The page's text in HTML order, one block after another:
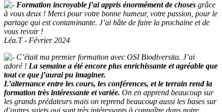
Formation incroyable j’ai appris énormément de choses grâce
à vous deux ! Merci pour votre bonne humeur, votre passion, pour le
partage qui est contaminante. J’ai hâte de faire la prochaine et de
vous revoir !
Léa.T - Février 2024
C’était ma premier formation avec OSI Biodiversita. J’ai
adoré ! La semaine a été encore plus enrichissante et agréable que
tout ce que j’aurai pu imaginer.
L’alternance entre les cours, les conférences, et le terrain rend la
formation très intéressante et variée. On en apprend beaucoup sur
les grands prédateurs mais on reprend beaucoup aussi les bases sur